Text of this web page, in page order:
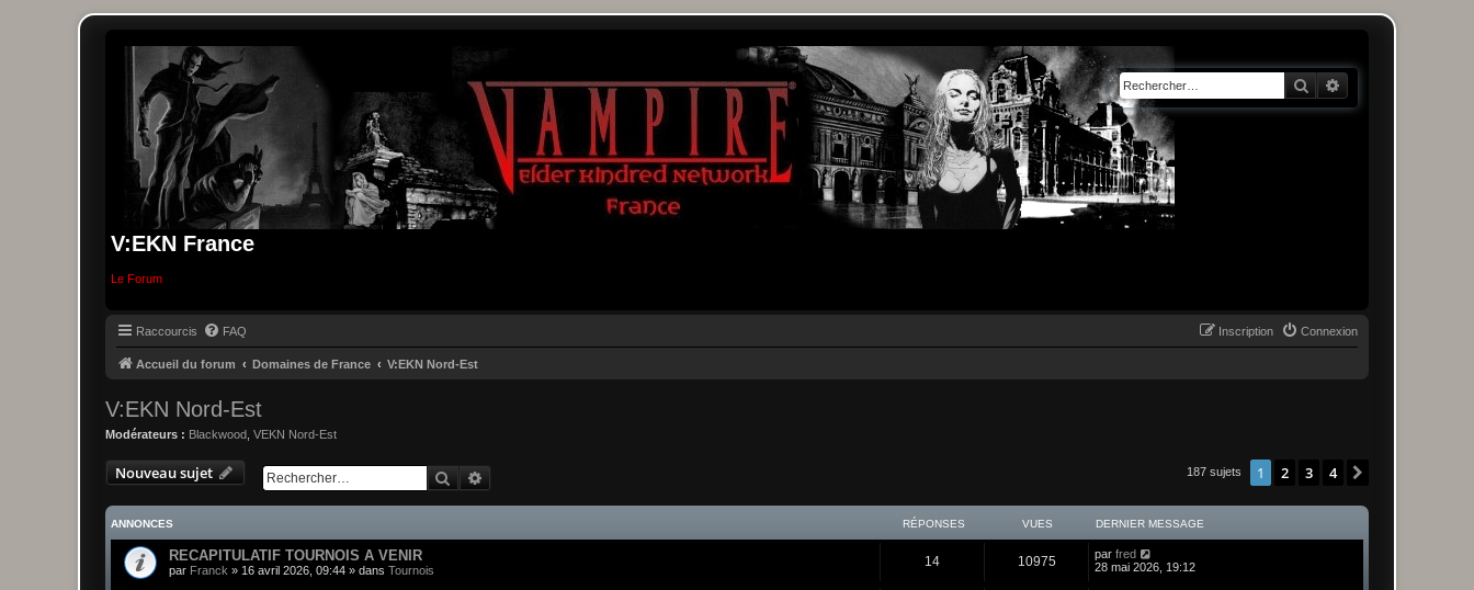
V:EKN France
Le Forum
Rechercher
Raccourcis FAQ Connexion
Inscription
Accueil du forum Domaines de France V:EKN Nord-Est
V:EKN Nord-Est
Modérateurs : Blackwood VEKN Nord-Est
Nouveau sujet Rechercher 187 sujets 1 2 3 4
ANNONCES RÉPONSES VUES DERNIER MESSAGE
RECAPITULATIF TOURNOIS A VENIR
par Franck » 16 avril 2026, 09:44 » dans Tournois
14 10975 par fred
28 mai 2026, 19:12